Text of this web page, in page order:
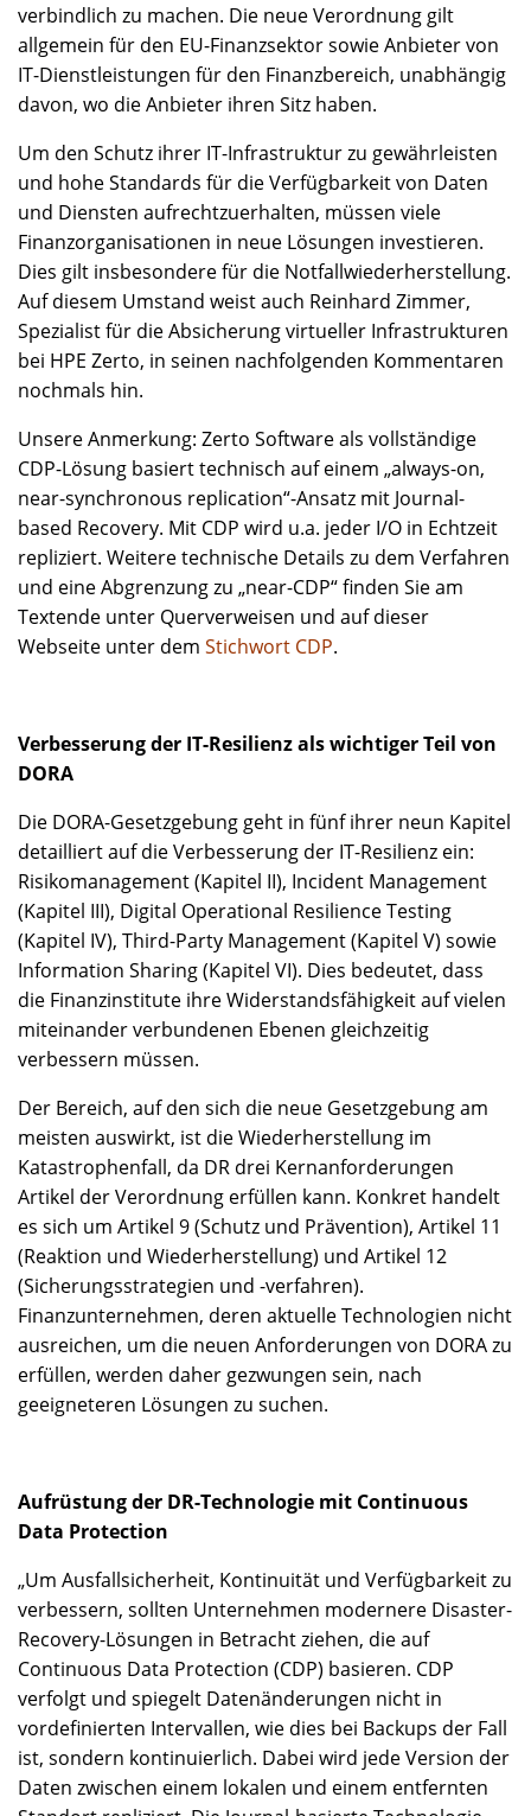
verbindlich zu machen. Die neue Verordnung gilt
allgemein für den EU-Finanzsektor sowie Anbieter von
IT-Dienstleistungen für den Finanzbereich, unabhängig
davon, wo die Anbieter ihren Sitz haben.
Um den Schutz ihrer IT-Infrastruktur zu gewährleisten
und hohe Standards für die Verfügbarkeit von Daten
und Diensten aufrechtzuerhalten, müssen viele
Finanzorganisationen in neue Lösungen investieren.
Dies gilt insbesondere für die Notfallwiederherstellung.
Auf diesem Umstand weist auch Reinhard Zimmer,
Spezialist für die Absicherung virtueller Infrastrukturen
bei HPE Zerto, in seinen nachfolgenden Kommentaren
nochmals hin.
Unsere Anmerkung: Zerto Software als vollständige
CDP-Lösung basiert technisch auf einem „always-on,
near-synchronous replication“-Ansatz mit Journal-
based Recovery. Mit CDP wird u.a. jeder I/O in Echtzeit
repliziert. Weitere technische Details zu dem Verfahren
und eine Abgrenzung zu „near-CDP“ finden Sie am
Textende unter Querverweisen und auf dieser
Webseite unter dem Stichwort CDP.
Verbesserung der IT-Resilienz als wichtiger Teil von
DORA
Die DORA-Gesetzgebung geht in fünf ihrer neun Kapitel
detailliert auf die Verbesserung der IT-Resilienz ein:
Risikomanagement (Kapitel II), Incident Management
(Kapitel III), Digital Operational Resilience Testing
(Kapitel IV), Third-Party Management (Kapitel V) sowie
Information Sharing (Kapitel VI). Dies bedeutet, dass
die Finanzinstitute ihre Widerstandsfähigkeit auf vielen
miteinander verbundenen Ebenen gleichzeitig
verbessern müssen.
Der Bereich, auf den sich die neue Gesetzgebung am
meisten auswirkt, ist die Wiederherstellung im
Katastrophenfall, da DR drei Kernanforderungen
Artikel der Verordnung erfüllen kann. Konkret handelt
es sich um Artikel 9 (Schutz und Prävention), Artikel 11
(Reaktion und Wiederherstellung) und Artikel 12
(Sicherungsstrategien und -verfahren).
Finanzunternehmen, deren aktuelle Technologien nicht
ausreichen, um die neuen Anforderungen von DORA zu
erfüllen, werden daher gezwungen sein, nach
geeigneteren Lösungen zu suchen.
Aufrüstung der DR-Technologie mit Continuous
Data Protection
„Um Ausfallsicherheit, Kontinuität und Verfügbarkeit zu
verbessern, sollten Unternehmen modernere Disaster-
Recovery-Lösungen in Betracht ziehen, die auf
Continuous Data Protection (CDP) basieren. CDP
verfolgt und spiegelt Datenänderungen nicht in
vordefinierten Intervallen, wie dies bei Backups der Fall
ist, sondern kontinuierlich. Dabei wird jede Version der
Daten zwischen einem lokalen und einem entfernten